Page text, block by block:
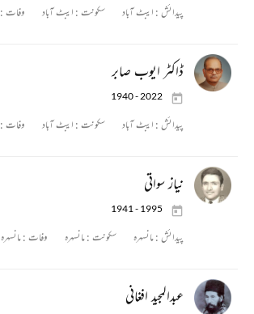
پیدائش : ایبٹ آباد سکونت : ایبٹ آباد وفات :
ڈاکٹر ایوب صابر
1940 - 2022
پیدائش : ایبٹ آباد سکونت : ایبٹ آباد وفات :
نیاز سواتی
1941 - 1995
پیدائش :مانسہرہ سکونت :مانسہرہ وفات :مانسہرہ
عبدالمجید افغانی